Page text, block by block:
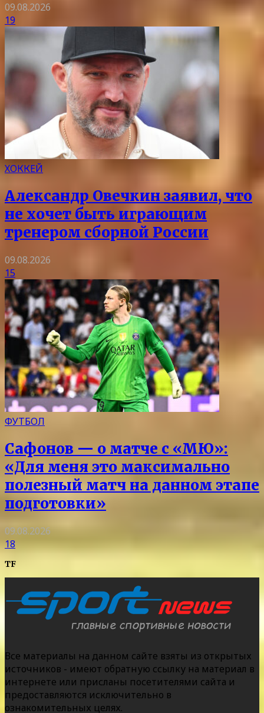
09.08.2026
19
ХОККЕЙ
Александр Овечкин заявил, что
не хочет быть играющим
тренером сборной России
09.08.2026
15
ФУТБОЛ
Сафонов — о матче с «МЮ»:
«Для меня это максимально
полезный матч на данном этапе
подготовки»
09.08.2026
18
TF
Все материалы на данном сайте взяты из открытых
источников - имеют обратную ссылку на материал в
интернете или присланы посетителями сайта и
предоставляются исключительно в
ознакомительных целях.